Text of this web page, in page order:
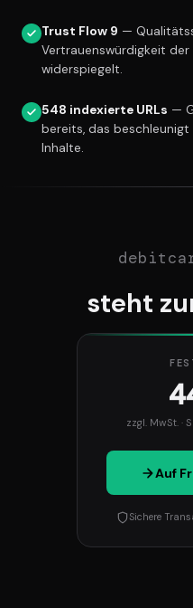
Trust Flow 9 —
Vertrauenswürdigkeit der
widerspiegelt.
548 indexierte URLs —
bereits, das beschleunigt
Inhalte.
steht
zzgl. MwSt. ·
Auf
Sichere